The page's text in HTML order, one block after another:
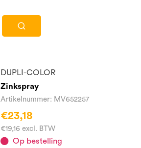
DUPLI-COLOR
Zinkspray
Artikelnummer: MV652257
€23,18
€19,16 excl. BTW
Op bestelling